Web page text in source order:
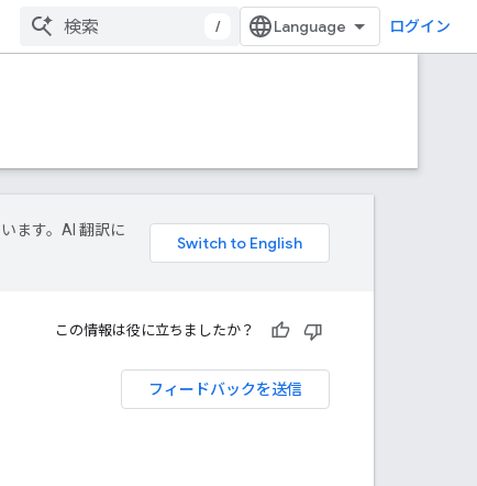
/ ログイン
ます。AI 翻訳に
この情報は役に立ちましたか？
フィードバックを送信